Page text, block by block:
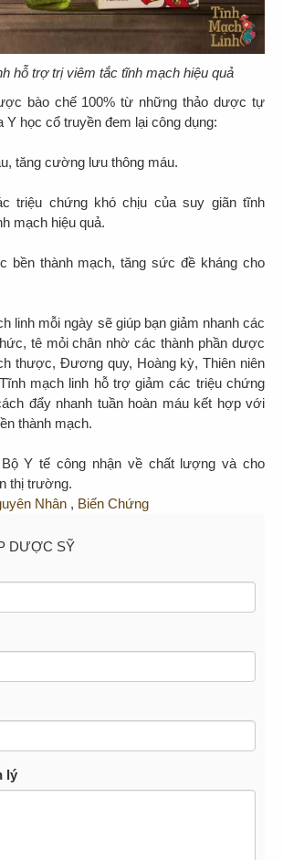
hỗ trợ trị viêm tắc tĩnh mạch hiệu quả
bào chế 100% từ những thảo dược tự
Y học cổ truyền đem lại công dụng:
tăng cường lưu thông máu.
triệu chứng khó chịu của suy giãn tĩnh
mạch hiệu quả.
bền thành mạch, tăng sức đề kháng cho
linh mỗi ngày sẽ giúp bạn giảm nhanh các
tê mỏi chân nhờ các thành phần dược
thược, Đương quy, Hoàng kỳ, Thiên niên
mạch linh hỗ trợ giảm các triệu chứng
đẩy nhanh tuần hoàn máu kết hợp với
thành mạch.
Y tế công nhận về chất lượng và cho
thị trường.
Nhân , Biến Chứng
DƯỢC SỸ
lý